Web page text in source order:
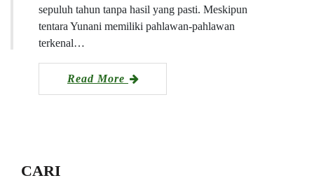
sepuluh tahun tanpa hasil yang pasti. Meskipun
tentara Yunani memiliki pahlawan-pahlawan
terkenal…
Read More
CARI